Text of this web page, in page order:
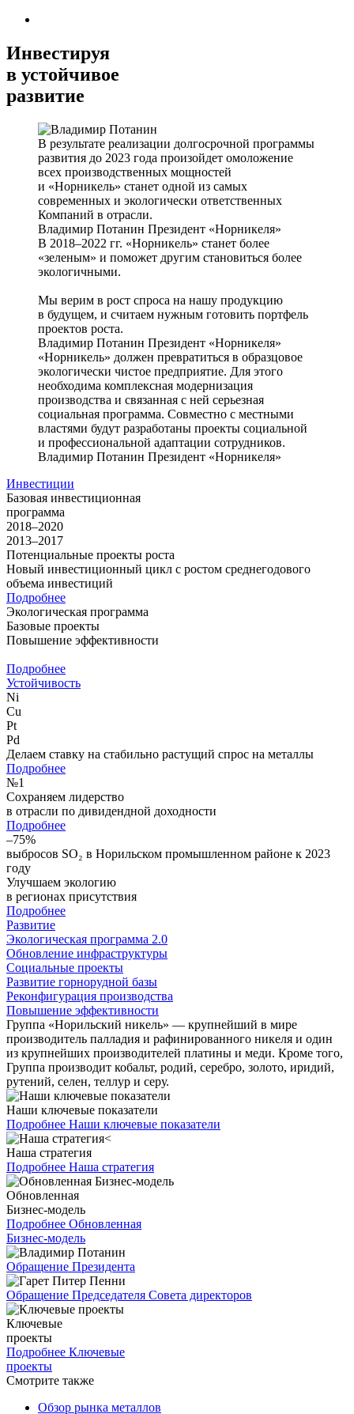
Инвестируя
в устойчивое
развитие
В результате реализации долгосрочной программы
развития до 2023 года произойдет омоложение
всех производственных мощностей
и «Норникель» станет одной из самых
современных и экологически ответственных
Компаний в отрасли.
Владимир Потанин Президент «Норникеля»
В 2018–2022 гг. «Норникель» станет более
«зеленым» и поможет другим становиться более
экологичными.
Мы верим в рост спроса на нашу продукцию
в будущем, и считаем нужным готовить портфель
проектов роста.
Владимир Потанин Президент «Норникеля»
«Норникель» должен превратиться в образцовое
экологически чистое предприятие. Для этого
необходима комплексная модернизация
производства и связанная с ней серьезная
социальная программа. Совместно с местными
властями будут разработаны проекты социальной
и профессиональной адаптации сотрудников.
Владимир Потанин Президент «Норникеля»
Инвестиции
Базовая инвестиционная
программа
2018–2020
2013–2017
Потенциальные проекты роста
Новый инвестиционный цикл с ростом среднегодового
объема инвестиций
Подробнее
Экологическая программа
Базовые проекты
Повышение эффективности
Подробнее
Устойчивость
Ni
Cu
Pt
Pd
Делаем ставку на стабильно растущий спрос на металлы
Подробнее
№1
Сохраняем лидерство
в отрасли по дивидендной доходности
Подробнее
–75%
выбросов SO₂ в Норильском промышленном районе к 2023
году
Улучшаем экологию
в регионах присутствия
Подробнее
Развитие
Экологическая программа 2.0
Обновление инфраструктуры
Социальные проекты
Развитие горнорудной базы
Реконфигурация производства
Повышение эффективности
Группа «Норильский никель» — крупнейший в мире
производитель палладия и рафинированного никеля и один
из крупнейших производителей платины и меди. Кроме того,
Группа производит кобальт, родий, серебро, золото, иридий,
рутений, селен, теллур и серу.
Наши ключевые показатели
Подробнее Наши ключевые показатели
Наша стратегия
Подробнее Наша стратегия
Обновленная
Бизнес-модель
Подробнее Обновленная
Бизнес-модель
Обращение Президента
Обращение Председателя Совета директоров
Ключевые
проекты
Подробнее Ключевые
проекты
Смотрите также
Обзор рынка металлов